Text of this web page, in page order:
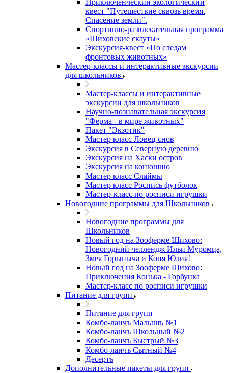
Приключенческий экологический
квест "Путешествие сквозь время.
Спасение земли".
Спортивно-развлекательная программа
«Шиховские скауты»
Экскурсия-квест «По следам
фронтовых животных»
Мастер-классы и интерактивные экскурсии
для школьников
Мастер-классы и интерактивные
экскурсии для школьников
Научно-познавательная экскурсия
"Ферма - в мире животных"
Пакет "Экзотик"
Мастер класс Ловец снов
Экскурсия в Северную деревню
Экскурсия на Хаски остров
Экскурсия на конюшню
Мастер класс Слаймы
Мастер класс Роспись футболок
Мастер-класс по росписи игрушки
Новогодние программы для Школьников
Новогодние программы для
Школьников
Новый год на Зооферме Шихово:
Новогодний челлендж Ильи Муромца,
Змея Горыныча и Коня Юлия!
Новый год на Зооферме Шихово:
Приключения Конька - Горбунка
Мастер-класс по росписи игрушки
Питание для групп
Питание для групп
Комбо-ланчъ Малышъ №1
Комбо-ланчъ Школьный №2
Комбо-ланчъ Быстрый №3
Комбо-ланчъ Сытный №4
Десертъ
Дополнительные пакеты для групп